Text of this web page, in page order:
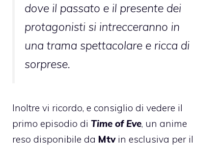
dove il passato e il presente dei
protagonisti si intrecceranno in
una trama spettacolare e ricca di
sorprese.
Inoltre vi ricordo, e consiglio di vedere il
primo episodio di Time of Eve, un anime
reso disponibile da Mtvin esclusiva per il